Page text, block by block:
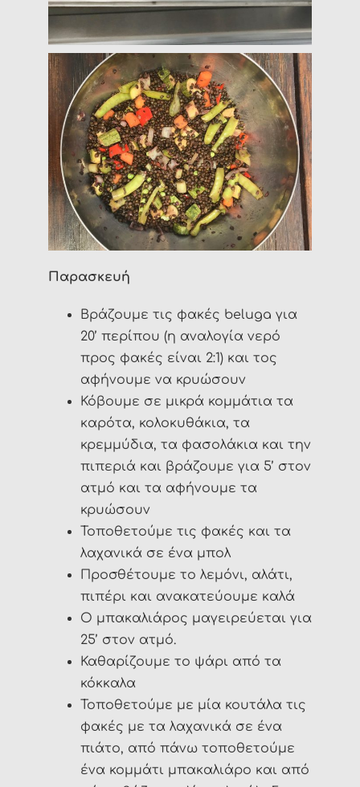
Παρασκευή
Βράζουμε τις φακές beluga για
20’ περίπου (η αναλογία νερό
προς φακές είναι 2:1) και τος
αφήνουμε να κρυώσουν
Κόβουμε σε μικρά κομμάτια τα
καρότα, κολοκυθάκια, τα
κρεμμύδια, τα φασολάκια και την
πιπεριά και βράζουμε για 5’ στον
ατμό και τα αφήνουμε τα
κρυώσουν
Τοποθετούμε τις φακές και τα
λαχανικά σε ένα μπολ
Προσθέτουμε το λεμόνι, αλάτι,
πιπέρι και ανακατεύουμε καλά
Ο μπακαλιάρος μαγειρεύεται για
25’ στον ατμό.
Καθαρίζουμε το ψάρι από τα
κόκκαλα
Τοποθετούμε με μία κουτάλα τις
φακές με τα λαχανικά σε ένα
πιάτο, από πάνω τοποθετούμε
ένα κομμάτι μπακαλιάρο και από